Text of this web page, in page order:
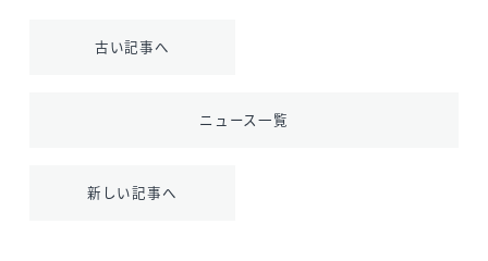
古い記事へ
ニュース一覧
新しい記事へ